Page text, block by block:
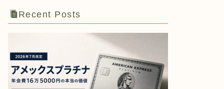
Recent Posts